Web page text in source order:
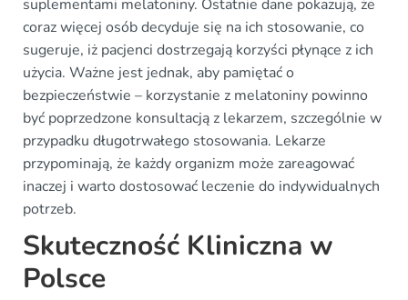
suplementami melatoniny. Ostatnie dane pokazują, że
coraz więcej osób decyduje się na ich stosowanie, co
sugeruje, iż pacjenci dostrzegają korzyści płynące z ich
użycia. Ważne jest jednak, aby pamiętać o
bezpieczeństwie – korzystanie z melatoniny powinno
być poprzedzone konsultacją z lekarzem, szczególnie w
przypadku długotrwałego stosowania. Lekarze
przypominają, że każdy organizm może zareagować
inaczej i warto dostosować leczenie do indywidualnych
potrzeb.
Skuteczność Kliniczna w
Polsce